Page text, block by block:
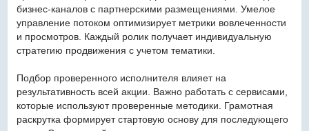
бизнес-каналов с партнерскими размещениями. Умелое
управление потоком оптимизирует метрики вовлеченности
и просмотров. Каждый ролик получает индивидуальную
стратегию продвижения с учетом тематики.
Подбор проверенного исполнителя влияет на
результативность всей акции. Важно работать с сервисами,
которые используют проверенные методики. Грамотная
раскрутка формирует стартовую основу для последующего